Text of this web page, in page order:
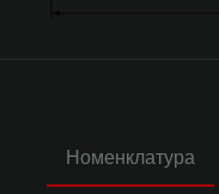
Номенклатура